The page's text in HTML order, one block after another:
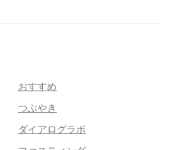
おすすめ
つぶやき
ダイアログラボ